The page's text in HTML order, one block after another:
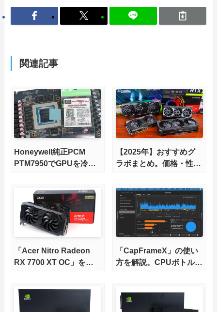
関連記事
Honeywell純正PCM
PTM7950でGPUを冷や
【2025年】おすすめグ
ラボまとめ。価格・性能
RX 7000各種に対応】
「Acer Nitro Radeon
RX 7700 XT OC」をレ
は冷えて静かなのか徹底
検証
「CapFrameX」の使い
方を解説。CPUボトルネ